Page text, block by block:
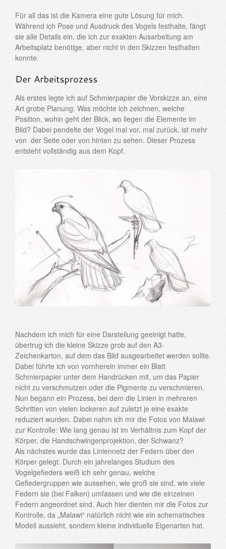
Für all das ist die Kamera eine gute Lösung für mich.
Während ich Pose und Ausdruck des Vogels festhalte, fängt
sie alle Details ein, die ich zur exakten Ausarbeitung am
Arbeitsplatz benötige, aber nicht in den Skizzen festhalten
konnte.
Als erstes legte ich auf Schmierpapier die Vorskizze an, eine
Art grobe Planung: Was möchte ich zeichnen, welche
Position, wohin geht der Blick, wo liegen die Elemente im
Bild? Dabei pendelte der Vogel mal vor, mal zurück, ist mehr
von der Seite oder von hinten zu sehen. Dieser Prozess
entsteht vollständig aus dem Kopf.
Nachdem ich mich für eine Darstellung geeinigt hatte,
übertrug ich die kleine Skizze grob auf den A3-
Zeichenkarton, auf dem das Bild ausgearbeitet werden sollte.
Dabei führte ich von vornherein immer ein Blatt
Schmierpapier unter dem Handrücken mit, um das Papier
nicht zu verschmutzen oder die Pigmente zu verschmieren.
Nun begann ein Prozess, bei dem die Linien in mehreren
Schritten von vielen lockeren auf zuletzt je eine exakte
reduziert wurden. Dabei nahm ich mir die Fotos von Malawi
zur Kontrolle: Wie lang genau ist im Verhältnis zum Kopf der
Körper, die Handschwingenprojektion, der Schwanz?
Als nächstes wurde das Liniennetz der Federn über den
Körper gelegt. Durch ein jahrelanges Studium des
Vogelgefieders weiß ich sehr genau, welche
Gefiedergruppen wie aussehen, wie groß sie sind, wie viele
Federn sie (bei Falken) umfassen und wie die einzelnen
Federn angeordnet sind. Auch hier dienten mir die Fotos zur
Kontrolle, da „Malawi“ natürlich nicht wie ein schematisches
Modell aussieht, sondern kleine individuelle Eigenarten hat.